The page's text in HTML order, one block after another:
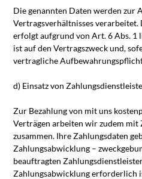
Die genannten Daten werden zur
Vertragsverhältnisses
erfolgt aufgrund von Art. 6 Abs. 1
ist auf den Vertragszweck und,
vertragliche
d) Einsatz von
Zur Bezahlung von mit uns
Verträgen arbeiten wir zudem mit
zusammen. Ihre Zahlungsdaten
Zahlungsabwicklung –
beauftragten
Zahlungsabwicklung erforderlich